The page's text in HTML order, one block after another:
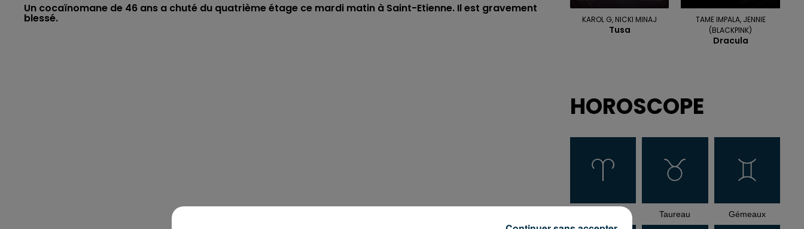
Un cocaïnomane de 46 ans a chuté du quatrième étage ce mardi matin à Saint-Etienne. Il est gravement
blessé. KAROL G, NICKI MINAJ
Tusa
TAME IMPALA, JENNIE
(BLACKPINK)
Dracula
HOROSCOPE
Taureau Gémeaux